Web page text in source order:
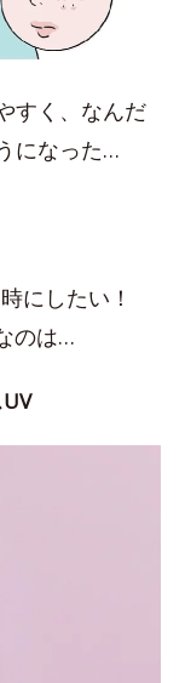
すく、なんだ
になった…
にしたい！
のは…